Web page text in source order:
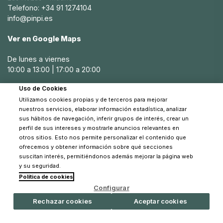
y comodidad, permitiendo que tu bebé disfrute del agua y
el sol de manera segura.
Cómo elegir artículos de ocio seguros para
tu bebé
La seguridad es una prioridad al elegir artículos de ocio
para bebés. En Pinpi, todos nuestros productos están
hechos de materiales no tóxicos y hipoalergénicos,
asegurando que sean seguros para el uso infantil. Es
importante considerar factores como la edad del bebé,
los materiales utilizados y las características de seguridad
al seleccionar juguetes y artículos de playa y piscina.
Dónde comprar artículos de ocio para bebé
Badawii
Pinpi es tu tienda de confianza para comprar artículos de
ocio para bebé de alta calidad. Nos enorgullece ofrecer
una amplia variedad de modelos que satisfacen las
necesidades de todos los pequeños aventureros. Desde
Telefono: +34 91 1274104
info@pinpi.es
Ver en Google Maps
De lunes a viernes
10:00 a 13:00 | 17:00 a 20:00
Sábados
10:30 a 14:00
© 2026 Pinpi - Todos los derechos reservados
Uso de Cookies
Utilizamos cookies propias y de terceros para mejorar
nuestros servicios, elaborar información estadística, analizar
sus hábitos de navegación, inferir grupos de interés, crear un
perfil de sus intereses y mostrarle anuncios relevantes en
otros sitios. Esto nos permite personalizar el contenido que
ofrecemos y obtener información sobre qué secciones
suscitan interés, permitiéndonos además mejorar la página web
y su seguridad.
Política de cookies
Configurar
Rechazar cookies
Aceptar cookies